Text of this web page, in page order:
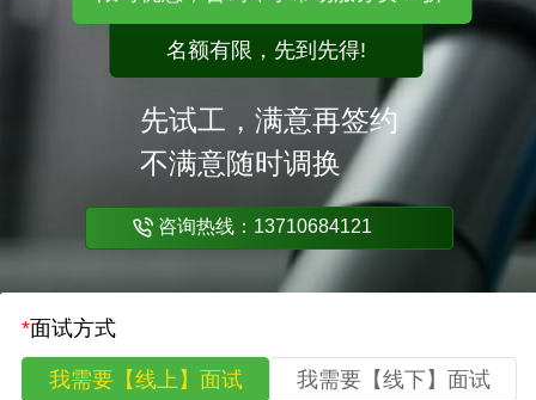
名额有限，先到先得!
先试工，满意再签约
不满意随时调换
咨询热线：13710684121
*面试方式
我需要【线上】面试 我需要【线下】面试